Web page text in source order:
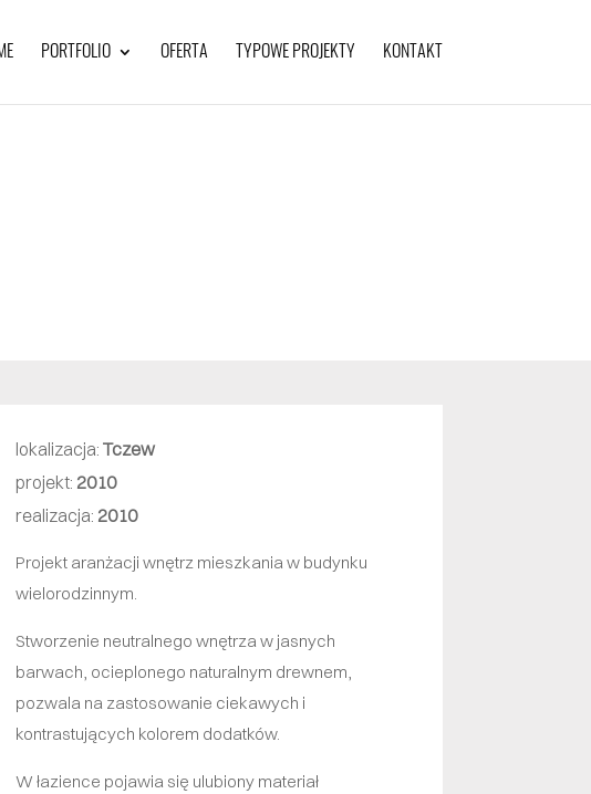
PORTFOLIO OFERTA TYPOWE PROJEKTY KONTAKT
lokalizacja: Tczew
projekt: 2010
realizacja: 2010
Projekt aranżacji wnętrz mieszkania w budynku
wielorodzinnym.
Stworzenie neutralnego wnętrza w jasnych
barwach, ocieplonego naturalnym drewnem,
pozwala na zastosowanie ciekawych i
kontrastujących kolorem dodatków.
W łazience pojawia się ulubiony materiał